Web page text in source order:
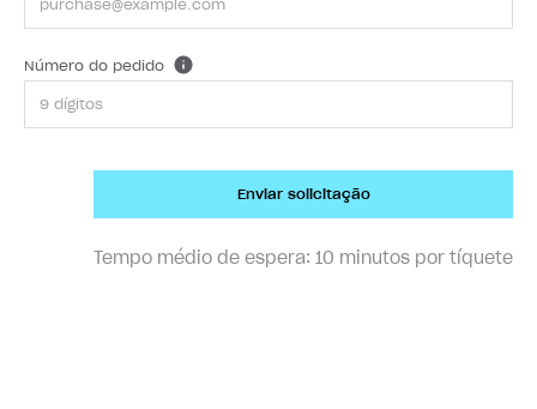
Número do pedido
Enviar solicitação
Tempo médio de espera: 10 minutos por tíquete